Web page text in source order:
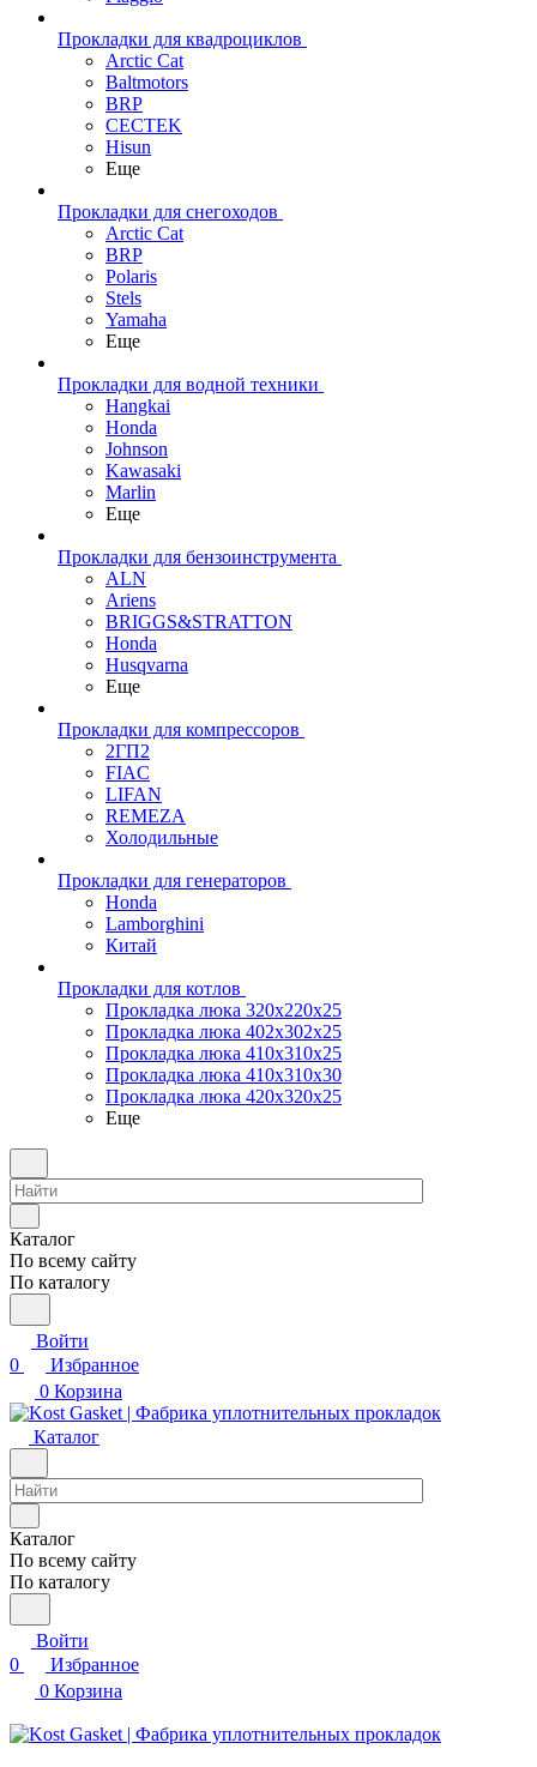
Прокладки для квадроциклов
Arctic Cat
Baltmotors
BRP
CECTEK
Hisun
Еще
Прокладки для снегоходов
Arctic Cat
BRP
Polaris
Stels
Yamaha
Еще
Прокладки для водной техники
Hangkai
Honda
Johnson
Kawasaki
Marlin
Еще
Прокладки для бензоинструмента
ALN
Ariens
BRIGGS&STRATTON
Honda
Husqvarna
Еще
Прокладки для компрессоров
2ГП2
FIAC
LIFAN
REMEZA
Холодильные
Прокладки для генераторов
Honda
Lamborghini
Китай
Прокладки для котлов
Прокладка люка 320x220x25
Прокладка люка 402x302x25
Прокладка люка 410x310x25
Прокладка люка 410х310х30
Прокладка люка 420x320x25
Еще
Каталог
По всему сайту
По каталогу
Войти
0
Избранное
0 Корзина
Каталог
Каталог
По всему сайту
По каталогу
Войти
0
Избранное
0 Корзина